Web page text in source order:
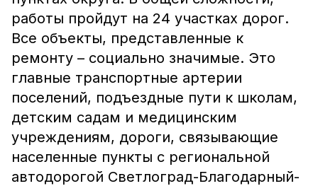
работы пройдут на 24 участках дорог.
Все объекты, представленные к
ремонту – социально значимые. Это
главные транспортные артерии
поселений, подъездные пути к школам,
детским садам и медицинским
учреждениям, дороги, связывающие
населенные пункты с региональной
автодорогой Светлоград-Благодарный-